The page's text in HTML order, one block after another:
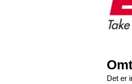
Det er